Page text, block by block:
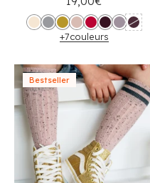
+7couleurs
Bestseller